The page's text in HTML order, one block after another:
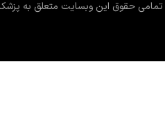
تمامی حقوق این وبسایت متعلق به